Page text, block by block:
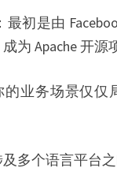
最初是由
为 Apache 开源
的业务场景仅仅
多个语言平台